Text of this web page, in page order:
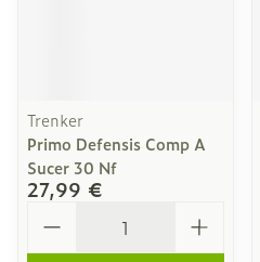
Trenker
Primo Defensis Comp A
Sucer 30 Nf
27,99 €